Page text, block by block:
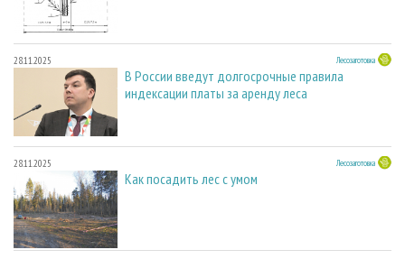
28.11.2025 Лесозаготовка
В России введут долгосрочные правила
индексации платы за аренду леса
28.11.2025 Лесозаготовка
Как посадить лес с умом